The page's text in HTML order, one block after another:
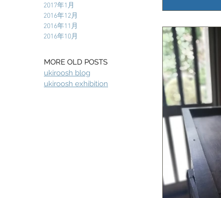
2017年1月
2016年12月
2016年11月
2016年10月
MORE OLD POSTS
ukiroosh blog
ukiroosh exhibition